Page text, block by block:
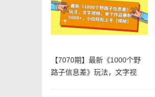
【7070期】最新《1000个野
路子信息差》玩法，文字视